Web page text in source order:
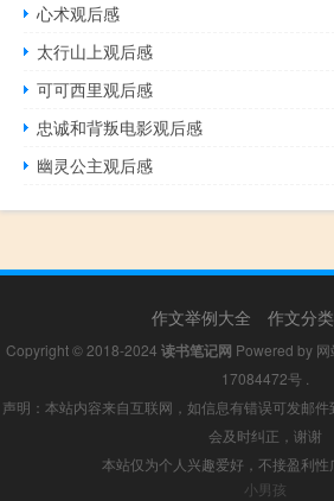
心术观后感
太行山上观后感
可可西里观后感
忠诚和背叛电影观后感
幽灵公主观后感
作文举例大全 作文分
Copyright © 2018-2024 读书笔记网 Powered by
17084472号
声明：本站内容来自互联网，如信息有错误可发邮
会及时纠正，谢谢
本站仅为个人兴趣爱好，不接盈利性
小男孩